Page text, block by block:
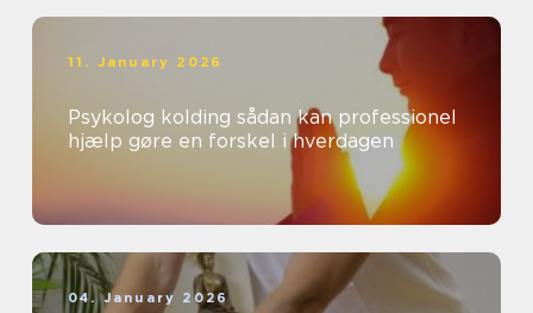
11. January 2026
Psykolog kolding sådan kan professionel
hjælp gøre en forskel i hverdagen
04. January 2026